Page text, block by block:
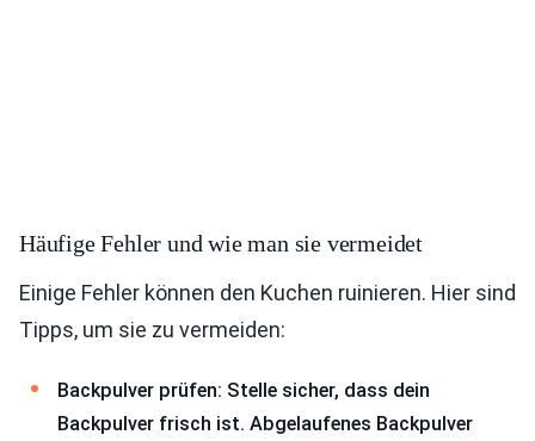
Häufige Fehler und wie man sie vermeidet
Einige Fehler können den Kuchen ruinieren. Hier sind
Tipps, um sie zu vermeiden:
Backpulver prüfen: Stelle sicher, dass dein
Backpulver frisch ist. Abgelaufenes Backpulver